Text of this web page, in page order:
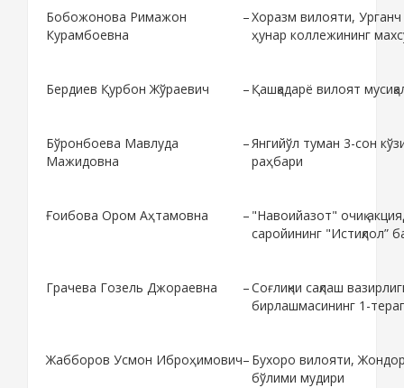
Бобожонова Римажон
Курамбоевна
–Хоразм вилояти,
ҳунар коллежининг
Бердиев Қурбон Жўраевич – Қашқадарё вилоят
Бўронбоева Мавлуда
Мажидовна
–Янгийўл туман 3-сон
раҳбари
Ғоибова Ором Аҳтамовна – "Навоийазот" очиқ
саройининг "Истиқлол”
Грачева Гозель Джораевна –Соғлиқни сақлаш
бирлашмасининг 1-
Жабборов Усмон Иброҳимович– Бухоро вилояти,
бўлими мудири